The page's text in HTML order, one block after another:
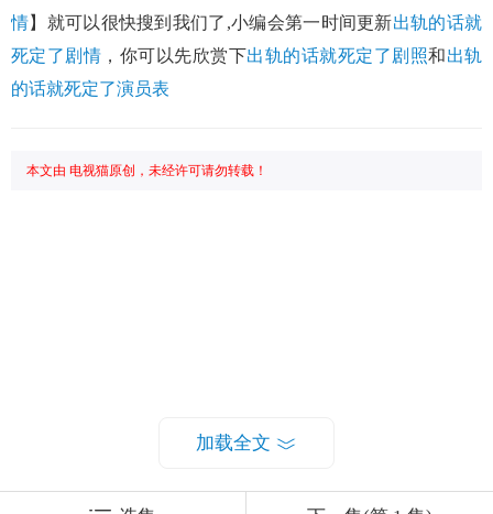
情】就可以很快搜到我们了,小编会第一时间更新出轨的话就
死定了剧情 ，你可以先欣赏下出轨的话就死定了剧照和出轨
的话就死定了演员表
本文由 电视猫原创，未经许可请勿转载！
加载全文